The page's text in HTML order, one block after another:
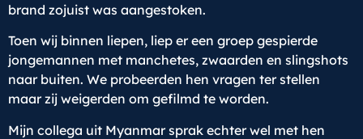
brand zojuist was aangestoken.
Toen wij binnen liepen, liep er een groep gespierde
jongemannen met manchetes, zwaarden en slingshots
naar buiten. We probeerden hen vragen ter stellen
maar zij weigerden om gefilmd te worden.
Mijn collega uit Myanmar sprak echter wel met hen